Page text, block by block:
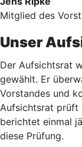
Mitglied des
Unser
Der Aufsichtsrat
gewählt. Er
Vorstandes und
Aufsichtsrat prüft
berichtet einmal
diese Prüfung.